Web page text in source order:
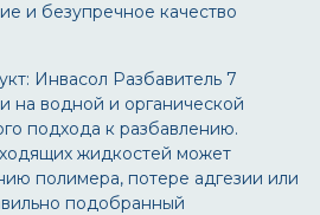
и безупречное качество
Инвасол Разбавитель 7
на водной и органической
подхода к разбавлению.
жидкостей может
полимера, потере адгезии или
подобранный